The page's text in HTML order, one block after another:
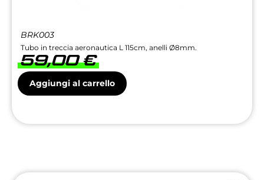
BRK003
Tubo in treccia aeronautica L 115cm, anelli Ø8mm.
59,00€
Aggiungi al carrello